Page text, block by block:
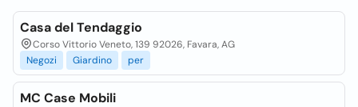
Casa del Tendaggio
Corso Vittorio Veneto, 139 92026, Favara, AG
Negozi
Giardino per
MC Case Mobili